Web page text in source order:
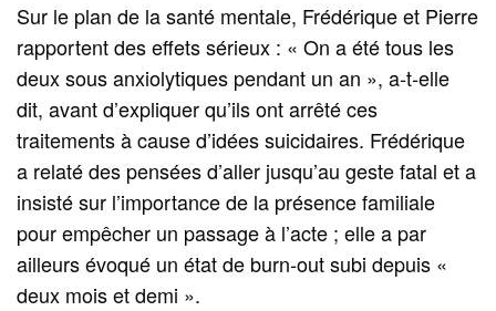
Sur le plan de la santé mentale, Frédérique et Pierre
rapportent des effets sérieux : « On a été tous les
deux sous anxiolytiques pendant un an », a‑t‑elle
dit, avant d’expliquer qu’ils ont arrêté ces
traitements à cause d’idées suicidaires. Frédérique
a relaté des pensées d’aller jusqu’au geste fatal et a
insisté sur l’importance de la présence familiale
pour empêcher un passage à l’acte ; elle a par
ailleurs évoqué un état de burn‑out subi depuis «
deux mois et demi ».